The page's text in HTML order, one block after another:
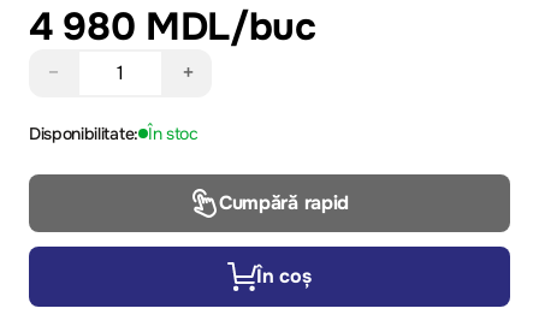
4 980 MDL/buc
− +
Disponibilitate: În stoc
Cumpără rapid
În coș